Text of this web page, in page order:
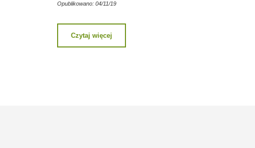
Opublikowano: 04/11/19
Czytaj więcej